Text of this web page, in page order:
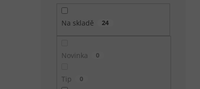
Na skladě 24
Novinka 0
Tip 0